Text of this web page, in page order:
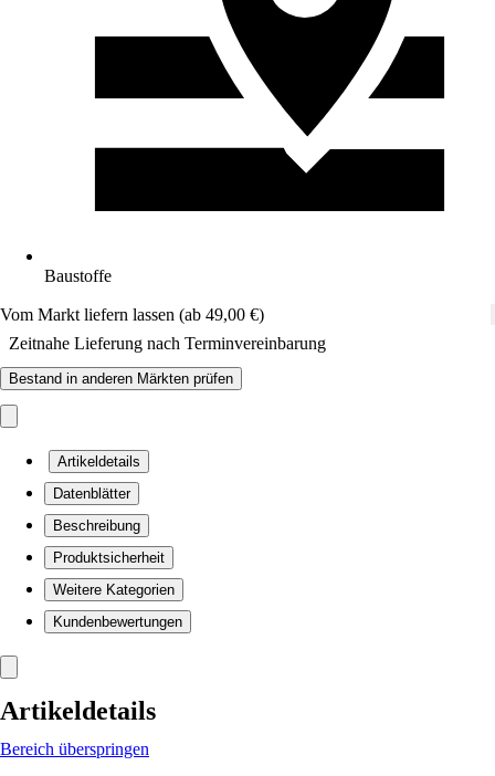
Baustoffe
Vom Markt liefern lassen (ab 49,00 €)
Zeitnahe Lieferung nach Terminvereinbarung
Bestand in anderen Märkten prüfen
Artikeldetails
Datenblätter
Beschreibung
Produktsicherheit
Weitere Kategorien
Kundenbewertungen
Artikeldetails
Bereich überspringen